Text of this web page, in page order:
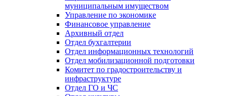
муниципальным имуществом
Управление по экономике
Финансовое управление
Архивный отдел
Отдел бухгалтерии
Отдел информационных технологий
Отдел мобилизационной подготовки
Комитет по градостроительству и
инфраструктуре
Отдел ГО и ЧС